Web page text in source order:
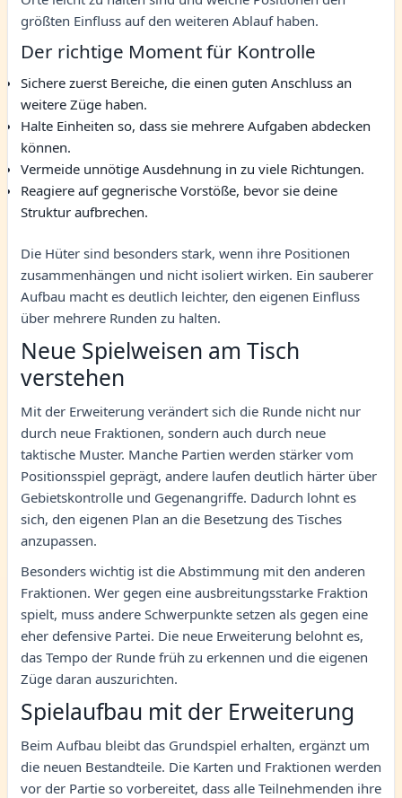
größten Einfluss auf den weiteren Ablauf haben.
Der richtige Moment für Kontrolle
Sichere zuerst Bereiche, die einen guten Anschluss an
weitere Züge haben.
Halte Einheiten so, dass sie mehrere Aufgaben abdecken
können.
Vermeide unnötige Ausdehnung in zu viele Richtungen.
Reagiere auf gegnerische Vorstöße, bevor sie deine
Struktur aufbrechen.
Die Hüter sind besonders stark, wenn ihre Positionen
zusammenhängen und nicht isoliert wirken. Ein sauberer
Aufbau macht es deutlich leichter, den eigenen Einfluss
über mehrere Runden zu halten.
Neue Spielweisen am Tisch
verstehen
Mit der Erweiterung verändert sich die Runde nicht nur
durch neue Fraktionen, sondern auch durch neue
taktische Muster. Manche Partien werden stärker vom
Positionsspiel geprägt, andere laufen deutlich härter über
Gebietskontrolle und Gegenangriffe. Dadurch lohnt es
sich, den eigenen Plan an die Besetzung des Tisches
anzupassen.
Besonders wichtig ist die Abstimmung mit den anderen
Fraktionen. Wer gegen eine ausbreitungsstarke Fraktion
spielt, muss andere Schwerpunkte setzen als gegen eine
eher defensive Partei. Die neue Erweiterung belohnt es,
das Tempo der Runde früh zu erkennen und die eigenen
Züge daran auszurichten.
Spielaufbau mit der Erweiterung
Beim Aufbau bleibt das Grundspiel erhalten, ergänzt um
die neuen Bestandteile. Die Karten und Fraktionen werden
vor der Partie so vorbereitet, dass alle Teilnehmenden ihre